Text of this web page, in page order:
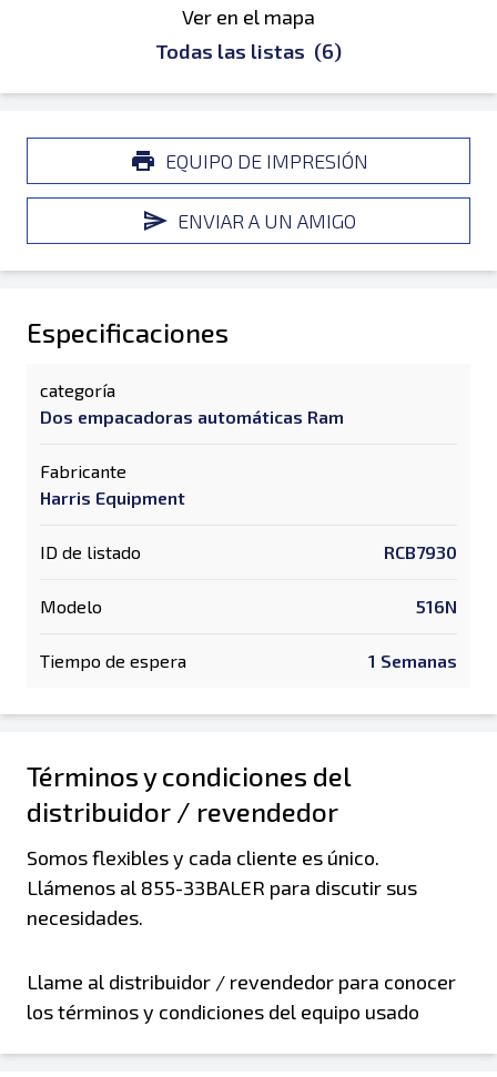
Ver en el mapa
Todas las listas (6)
EQUIPO DE IMPRESIÓN
ENVIAR A UN AMIGO
Especificaciones
categoría
Dos empacadoras automáticas Ram
Fabricante
Harris Equipment
ID de listado RCB7930
Modelo 516N
Tiempo de espera 1 Semanas
Términos y condiciones del
distribuidor / revendedor
Somos flexibles y cada cliente es único.
Llámenos al 855-33BALER para discutir sus
necesidades.
Llame al distribuidor / revendedor para conocer
los términos y condiciones del equipo usado